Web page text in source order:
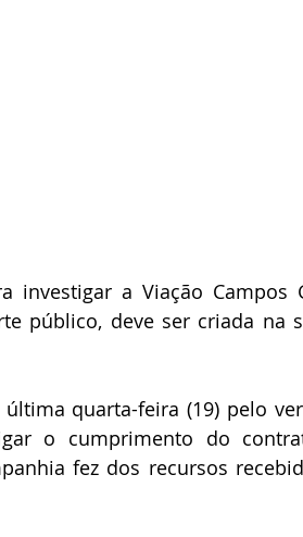
investigar a Viação Campos
público, deve ser criada na
quarta-feira (19) pelo
o cumprimento do
fez dos recursos